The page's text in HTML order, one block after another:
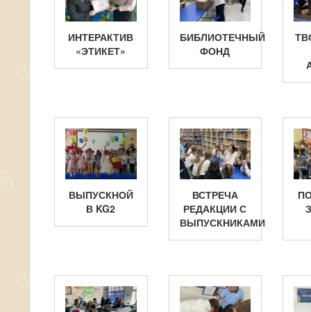
ИНТЕРАКТИВ
«ЭТИКЕТ»
БИБЛИОТЕЧНЫЙ
ФОНД
ВЫПУСКНОЙ
В KG2
ВСТРЕЧА
РЕДАКЦИИ С
ВЫПУСКНИКАМИ